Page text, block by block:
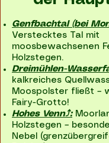
Genfbachtal(bei
Verstecktes Tal mit
moosbewachsenen
Holzstegen.
Dreimühlen-
kalkreiches
Moospolster fließt –
Fairy-Grotto!
Hohes Venn⤴:
Holzstegen –
Nebel